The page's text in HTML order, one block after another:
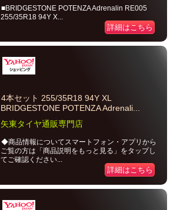
■BRIDGESTONE POTENZA Adrenalin RE005
255/35R18 94Y X...
詳細はこちら
4本セット 255/35R18 94Y XL
BRIDGESTONE POTENZA Adrenali...
矢東タイヤ通販専門店
◆商品情報についてスマートフォン・アプリから
ご覧の方は「商品説明をもっと見る」をタップし
てご確認ください...
詳細はこちら